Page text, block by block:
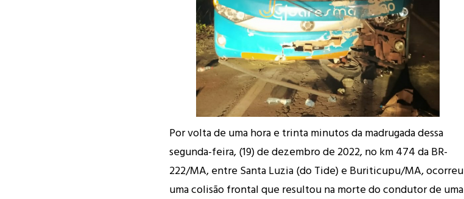
Por volta de uma hora e trinta minutos da madrugada dessa
segunda-feira, (19) de dezembro de 2022, no km 474 da BR-
222/MA, entre Santa Luzia (do Tide) e Buriticupu/MA, ocorreu
uma colisão frontal que resultou na morte do condutor de uma